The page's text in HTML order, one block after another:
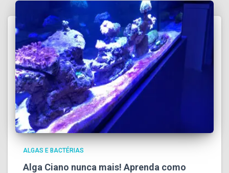
ALGAS E BACTÉRIAS
Alga Ciano nunca mais! Aprenda como